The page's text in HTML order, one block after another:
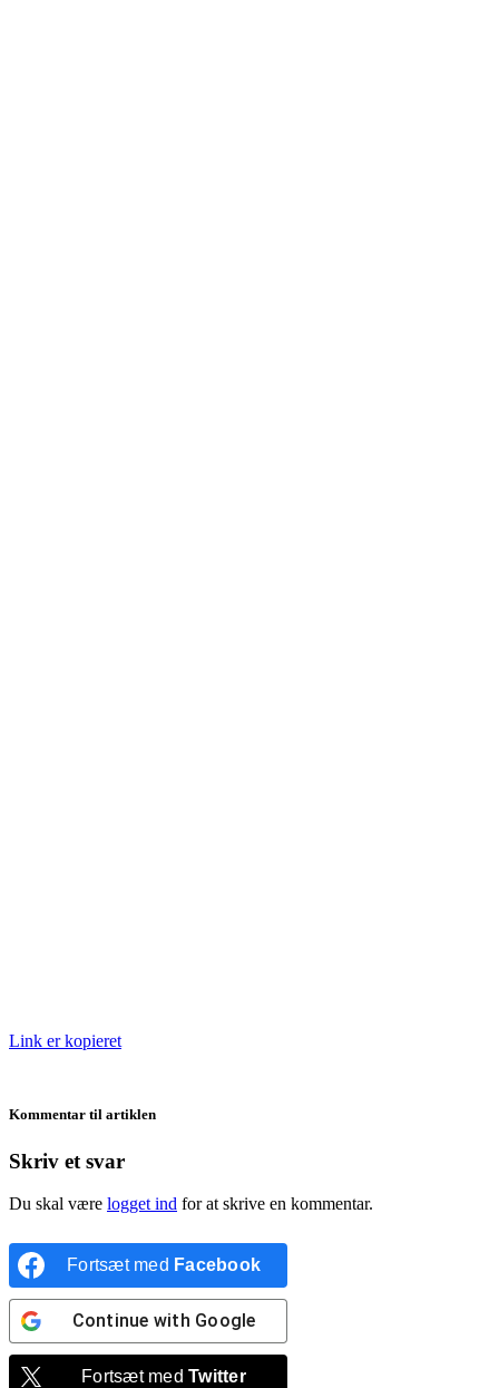
Link er kopieret
Kommentar til artiklen
Skriv et svar
Du skal være logget ind for at skrive en kommentar.
Fortsæt med Facebook
Continue with Google
Fortsæt medTwitter